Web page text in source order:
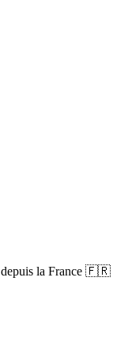
depuis la France 🇫🇷